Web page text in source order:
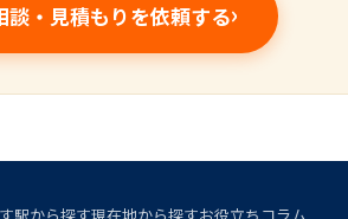
談・見積もりを依頼する